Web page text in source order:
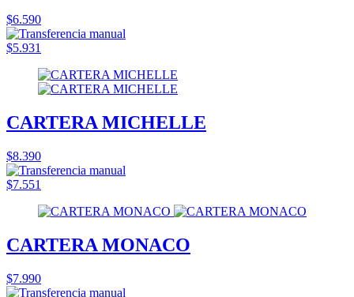
$6.590
$5.931
CARTERA MICHELLE
$8.390
$7.551
CARTERA MONACO
$7.990